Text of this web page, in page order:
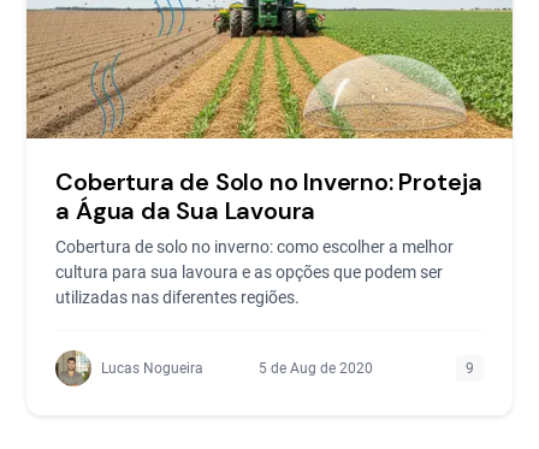
Cobertura de Solo no Inverno: Proteja
a Água da Sua Lavoura
Cobertura de solo no inverno: como escolher a melhor
cultura para sua lavoura e as opções que podem ser
utilizadas nas diferentes regiões.
Lucas Nogueira 5 de Aug de 2020 9